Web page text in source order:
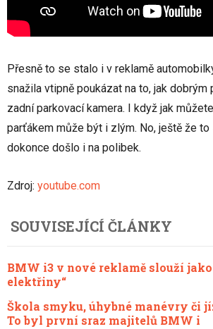
Přesně to se stalo i v reklamě
snažila vtipně poukázat na to, jak
zadní parkovací kamera. I když jak
parťákem může být i zlým. No, ještě že
dokonce došlo i na polibek.
Zdroj: youtube.com
SOUVISEJÍCÍ ČLÁNKY
BMW i3 v nové reklamě slouží
elektřiny“
Škola smyku, úhybné manévry či
To byl první sraz majitelů BMW i